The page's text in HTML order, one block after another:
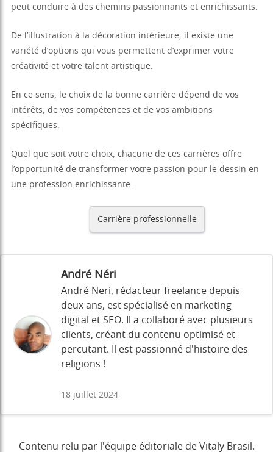
peut conduire à des chemins passionnants et enrichissants.
De l’illustration à la décoration intérieure, il existe une
variété d’options qui vous permettent d’exprimer votre
créativité et votre talent artistique.
En ce sens, le choix de la bonne carrière dépend de vos
intérêts, de vos compétences et de vos ambitions
spécifiques.
Quel que soit votre choix, chacune de ces carrières offre
l’opportunité de transformer votre passion pour le dessin en
une profession enrichissante.
Carrière professionnelle
André Néri
André Neri, rédacteur freelance depuis
deux ans, est spécialisé en marketing
digital et SEO. Il a collaboré avec plusieurs
clients, créant du contenu optimisé et
percutant. Il est passionné d'histoire des
religions !
18 juillet 2024
Contenu relu par l'équipe éditoriale de Vitaly Brasil.